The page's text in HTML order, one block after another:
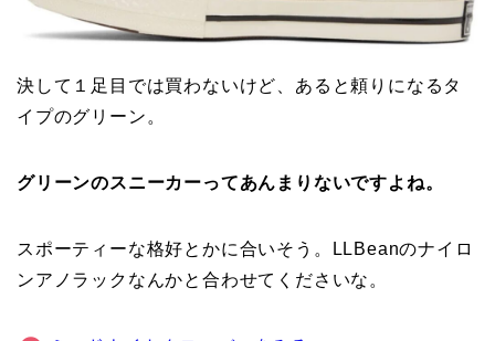
決して１足目では買わないけど、あると頼りになるタ
イプのグリーン。
グリーンのスニーカーってあんまりないですよね。
スポーティーな格好とかに合いそう。LLBeanのナイロ
ンアノラックなんかと合わせてくださいな。